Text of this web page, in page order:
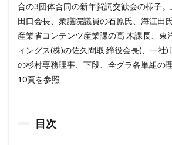
合の3団体合同の新年賀詞交歓会の様子
田口会長、衆議院議員の石原氏、海江田
産業省コンテンツ産業課の髙 木課長、東
ィングス(株)の佐久間取 締役会長(、一社
の杉村専務理事、下段、全グラ各単組の
10頁を参照
目次